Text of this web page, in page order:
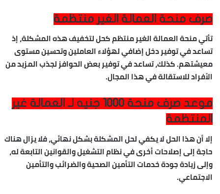
صرف منحة العمالة الغير منتظمة
تأتي منحة العمالة الغير منتظم كحل لتخفيف هذه المشكلة، إذ
تساعد في توفير دخل إضافي لهؤلاء العاملين وتحسين مستوى
معيشتهم. كذلك، تساعد في توفير بعض الحوافز لجذب المزيد من
الأفراد للاستقالة في هذا المجال.
موعد صرف منحة 1000 جنيه لـ العمالة غير
المنتظمة
إلا أن هذا الحل لا يكفي لحل المشكلة بشكل نهائي، فلا يزال هناك
حاجة إلى إصلاحات أخرى في نظام التشغيل والقوانين التابعة له،
وإلى زيادة جودة خدمات التأمين الصحية والضرائب والتأمين
الاجتماعي.